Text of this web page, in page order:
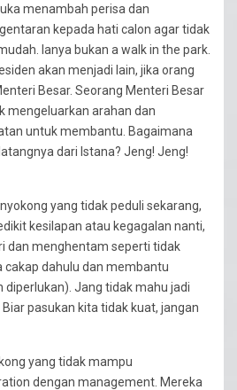
menambah perisa dan
kepada hati calon agar tidak
Ianya bukan a walk in the park.
akan menjadi lain, jika orang
Besar. Seorang Menteri Besar
mengeluarkan arahan dan
untuk membantu. Bagaimana
dari Istana? Jeng! Jeng!
yang tidak peduli sekarang,
kesilapan atau kegagalan nanti,
dan menghentam seperti tidak
cakap dahulu dan membantu
diperlukan). Jang tidak mahu jadi
pasukan kita tidak kuat, jangan
yang tidak mampu
dengan management. Mereka